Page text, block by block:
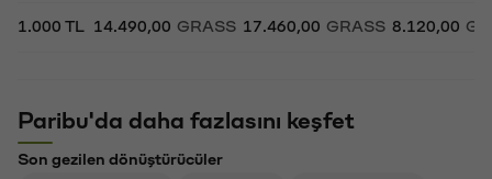
1.000 TL 14.490,00 GRASS 17.460,00 GRASS 8.120,00
Paribu'da daha fazlasını keşfet
Son gezilen dönüştürücüler